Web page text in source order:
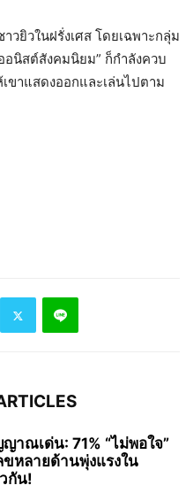
ยิวในฝรั่งเศส โดยเฉพาะกลุ่ม
นิสต์สังคมนิยม” ก็กำลังควบ
ขาแสดงออกและเล่นไปตาม
าณเด่น: 71% “ไม่พอใจ”
ขหลายด้านพุ่งแรงใน
กัน!